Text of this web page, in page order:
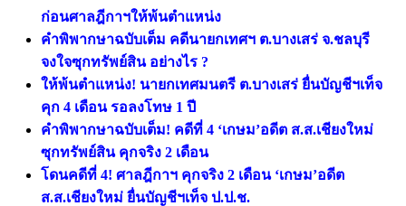
ก่อนศาลฎีกาฯให้พ้นตำแหน่ง
คำพิพากษาฉบับเต็ม คดีนายกเทศฯ ต.บางเสร่ จ.ชลบุรี
จงใจซุกทรัพย์สิน อย่างไร ?
ให้พ้นตำแหน่ง! นายกเทศมนตรี ต.บางเสร่ ยื่นบัญชีฯเท็จ
คุก 4 เดือน รอลงโทษ 1 ปี
คำพิพากษาฉบับเต็ม! คดีที่ 4 ‘เกษม’อดีต ส.ส.เชียงใหม่
ซุกทรัพย์สิน คุกจริง 2 เดือน
โดนคดีที่ 4! ศาลฎีกาฯ คุกจริง 2 เดือน ‘เกษม’อดีต
ส.ส.เชียงใหม่ ยื่นบัญชีฯเท็จ ป.ป.ช.